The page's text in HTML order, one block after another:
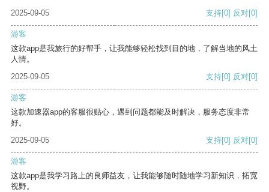
2025-09-05 支持[0] 反对[0]
游客
这款app是我旅行的好帮手，让我能够轻松找到目的地，了解当地的风土
人情。
2025-09-05
支持[0] 反对[0]
游客
这款加速器app的客服很贴心，遇到问题都能及时解决，服务态度非常
好。
2025-09-05
支持[0] 反对[0]
游客
这款app是我学习路上的良师益友，让我能够随时随地学习新知识，拓宽
视野。